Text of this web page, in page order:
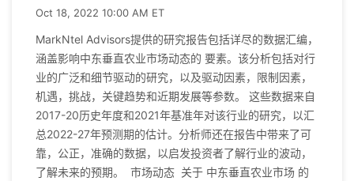
Oct 18, 2022 10:00 AM ET
MarkNtel Advisors提供的研究报告包括详尽的数据汇编，
涵盖影响中东垂直农业市场动态的 要素。该分析包括对行
业的广泛和细节驱动的研究，以及驱动因素，限制因素，
机遇，挑战，关键趋势和近期发展等参数。 这些数据来自
2017-20历史年度和2021年基准年对该行业的研究，以汇
总2022-27年预测期的估计。分析师还在报告中带来了可
靠，公正，准确的数据，以启发投资者了解行业的波动，
了解未来的预期。 市场动态 关于 中东垂直农业市场 的